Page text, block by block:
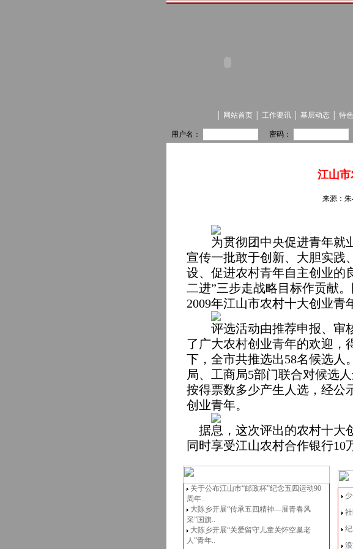
网站首页│ 工作要讯│ 基层动态 特
用户名： 密码：
江山
来源：
为贯彻团中央促进青年就
宣传一批敢于创新、大胆实践
设、促进农村青年自主创业的
二进”三步走战略目标作贡献
2009年江山市农村十大创业青
评选活动由推荐申报、审
了广大农村创业青年的欢迎，
下，全市共推选出58名候选人
局、工商局5部门联合对候选
按得票数多少产生人选，经公
创业青年。
据息，这次评出的农村十大
同时享受江山农村合作银行10
关于公布江山市“邮政杯”纪念五四运动90
周年..
大陈乡开展“传承五四精神—展青春风
采”国旗..
大陈乡开展“关爱留守儿童关怀空巢老
人”青年..